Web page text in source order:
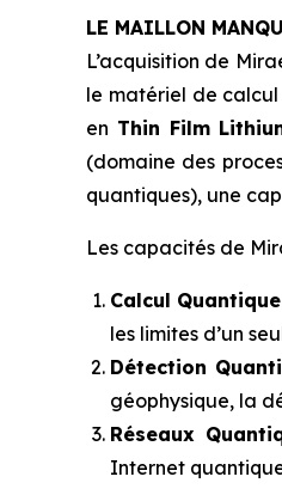
LE MAILLON
L’acquisition de
le matériel de
en Thin Film
(domaine des
quantiques), une
Les capacités de
Calcul
les limites d’un
Détection
géophysique, la
Réseaux
Internet